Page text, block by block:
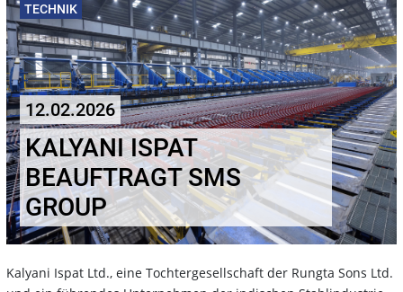
TECHNIK
12.02.2026
KALYANI ISPAT
BEAUFTRAGT SMS
GROUP
Kalyani Ispat Ltd., eine Tochtergesellschaft der Rungta Sons Ltd.